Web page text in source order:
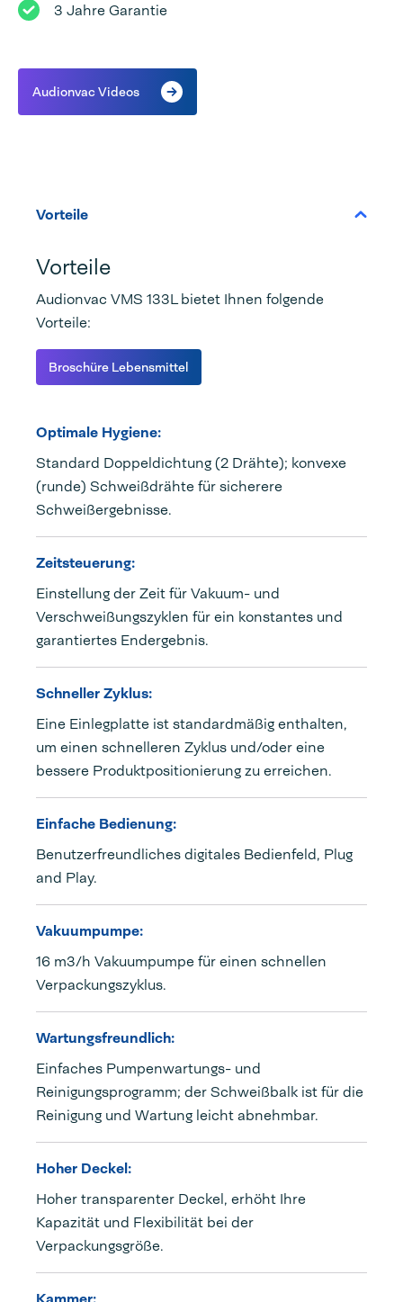
3 Jahre Garantie
Audionvac Videos
Vorteile
Vorteile
Audionvac VMS 133L bietet Ihnen folgende
Vorteile:
Broschüre Lebensmittel
Optimale Hygiene:
Standard Doppeldichtung (2 Drähte); konvexe
(runde) Schweißdrähte für sicherere
Schweißergebnisse.
Zeitsteuerung:
Einstellung der Zeit für Vakuum- und
Verschweißungszyklen für ein konstantes und
garantiertes Endergebnis.
Schneller Zyklus:
Eine Einlegplatte ist standardmäßig enthalten,
um einen schnelleren Zyklus und/oder eine
bessere Produktpositionierung zu erreichen.
Einfache Bedienung:
Benutzerfreundliches digitales Bedienfeld, Plug
and Play.
Vakuumpumpe:
16 m3/h Vakuumpumpe für einen schnellen
Verpackungszyklus.
Wartungsfreundlich:
Einfaches Pumpenwartungs- und
Reinigungsprogramm; der Schweißbalk ist für die
Reinigung und Wartung leicht abnehmbar.
Hoher Deckel:
Hoher transparenter Deckel, erhöht Ihre
Kapazität und Flexibilität bei der
Verpackungsgröße.